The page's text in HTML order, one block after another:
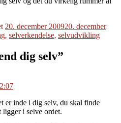
20. december 200920. december
, selverkendelse, selvudvikling
dig selv”
er inde i dig selv, du skal finde
ligger i selve ordet.